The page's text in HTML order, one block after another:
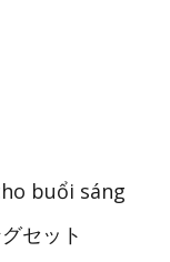
buổi sáng
セット